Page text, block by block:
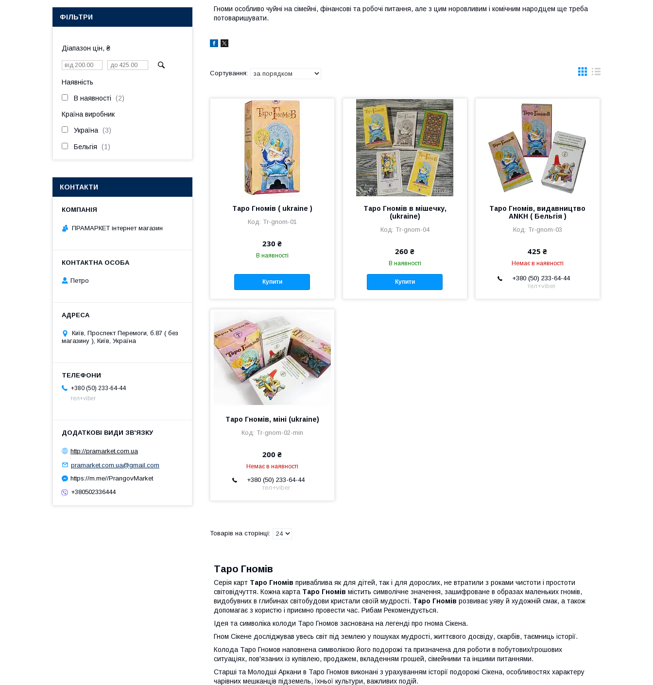
Гноми особливо чуйні на сімейні, фінансові та робочі питання, але з цим норовливим і комічним народцем ще треба
потоваришувати.
Таро Гномів ( ukraine )
Tr-gnom-01
230 ₴
В наявності
Купити
Таро Гномів в мішечку,
(ukraine)
Tr-gnom-04
260 ₴
В наявності
Купити
Таро Гномів, видавництво
ANKH ( Бельгія )
Tr-gnom-03
425 ₴
Немає в наявності
+380 (50) 233-64-44
тел+viber
Таро Гномів, міні (ukraine)
Tr-gnom-02-min
200 ₴
Немає в наявності
+380 (50) 233-64-44
тел+viber
Таро Гномів
Серія карт Таро Гномів приваблива як для дітей, так і для дорослих, не втратили з роками чистоти і простоти
світовідчуття. Кожна карта Таро Гномів містить символічне значення, зашифроване в образах маленьких гномів,
видобувних в глибинах світобудови кристали своїй мудрості. Таро Гномів розвиває уяву й художній смак, а також
допомагає з користю і приємно провести час. Рибам Рекомендується.
Ідея та символіка колоди Таро Гномов заснована на легенді про гнома Сікена.
Гном Сікене досліджував увесь світ під землею у пошуках мудрості, життєвого досвіду, скарбів, таємниць історії.
Колода Таро Гномов наповнена символікою його подорожі та призначена для роботи в побутових/грошових
ситуаціях, пов'язаних із купівлею, продажем, вкладенням грошей, сімейними та іншими питаннями.
Старші та Молодші Аркани в Таро Гномов виконані з урахуванням історії подорожі Сікена, особливостях характеру
чарівних мешканців підземель, їхньої культури, важливих подій.
ФІЛЬТРИ
Діапазон цін, ₴
Наявність
В наявності 2
Країна виробник
Україна 3
Бельгія 1
КОНТАКТИ
ПРАМАРКЕТ інтернет магазин
Петро
Київ, Проспект Перемоги, б.87 ( без
магазину ), Київ, Україна
+380 (50) 233-64-44
тел+viber
http://pramarket.com.ua
pramarket.com.ua@gmail.com
https://m.me//PrangovMarket
+380502336444